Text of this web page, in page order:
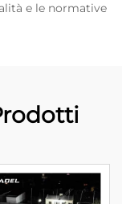
e le normative